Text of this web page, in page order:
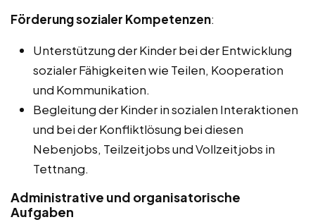
Förderung sozialer Kompetenzen:
Unterstützung der Kinder bei der Entwicklung
sozialer Fähigkeiten wie Teilen, Kooperation
und Kommunikation.
Begleitung der Kinder in sozialen Interaktionen
und bei der Konfliktlösung bei diesen
Nebenjobs, Teilzeitjobs und Vollzeitjobs in
Tettnang.
Administrative und organisatorische
Aufgaben